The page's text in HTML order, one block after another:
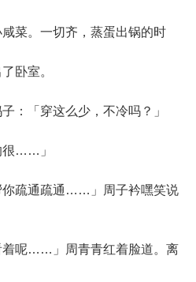
菜。一切齐，蒸蛋出锅的时
卧室。
「穿这么少，不冷吗？」
……」
疏通疏通……」周子衿嘿笑说
……」周青青红着脸道。离